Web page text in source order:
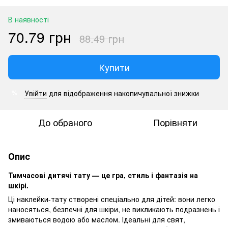
В наявності
70.79 грн 88.49 грн
Купити
Увійти для відображення накопичувальної знижки
До обраного Порівняти
Опис
Тимчасові дитячі тату — це гра, стиль і фантазія на
шкірі.
Ці наклейки-тату створені спеціально для дітей: вони легко
наносяться, безпечні для шкіри, не викликають подразнень і
змиваються водою або маслом. Ідеальні для свят,